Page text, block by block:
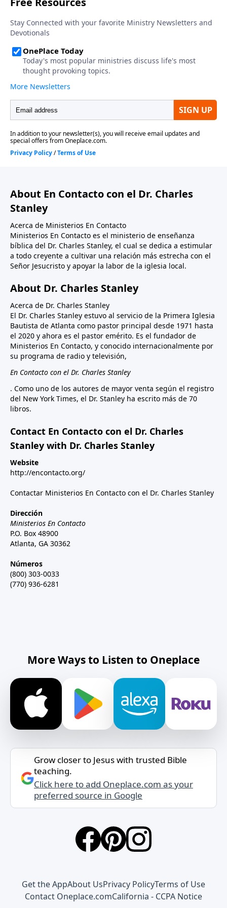
About En Contacto con el Dr. Charles
Stanley
Acerca de Ministerios En Contacto
Ministerios En Contacto es el ministerio de enseñanza
bíblica del Dr. Charles Stanley, el cual se dedica a estimular
a todo creyente a cultivar una relación más estrecha con el
Señor Jesucristo y apoyar la labor de la iglesia local.
About Dr. Charles Stanley
Acerca de Dr. Charles Stanley
El Dr. Charles Stanley estuvo al servicio de la Primera Iglesia
Bautista de Atlanta como pastor principal desde 1971 hasta
el 2020 y ahora es el pastor emérito. Es el fundador de
Ministerios En Contacto, y conocido internacionalmente por
su programa de radio y televisión,
En Contacto con el Dr. Charles Stanley
. Como uno de los autores de mayor venta según el registro
del New York Times, el Dr. Stanley ha escrito más de 70
libros.
Contact En Contacto con el Dr. Charles
Stanley with Dr. Charles Stanley
Website
http://encontacto.org/
Contactar Ministerios En Contacto con el Dr. Charles Stanley
Dirección
Ministerios En Contacto
P.O. Box 48900
Atlanta, GA 30362
Números
(800) 303-0033
(770) 936-6281
More Ways to Listen to Oneplace
Grow closer to Jesus with trusted Bible
teaching.
Click here to add Oneplace.com as your
preferred source in Google
Get the AppAbout UsPrivacy PolicyTerms of Use
Contact Oneplace.comCalifornia - CCPA Notice